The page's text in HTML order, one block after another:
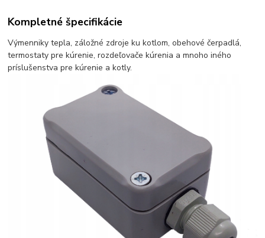
Kompletné špecifikácie
Výmenniky tepla, záložné zdroje ku kotlom, obehové čerpadlá,
termostaty pre kúrenie, rozdeľovače kúrenia a mnoho iného
príslušenstva pre kúrenie a kotly.